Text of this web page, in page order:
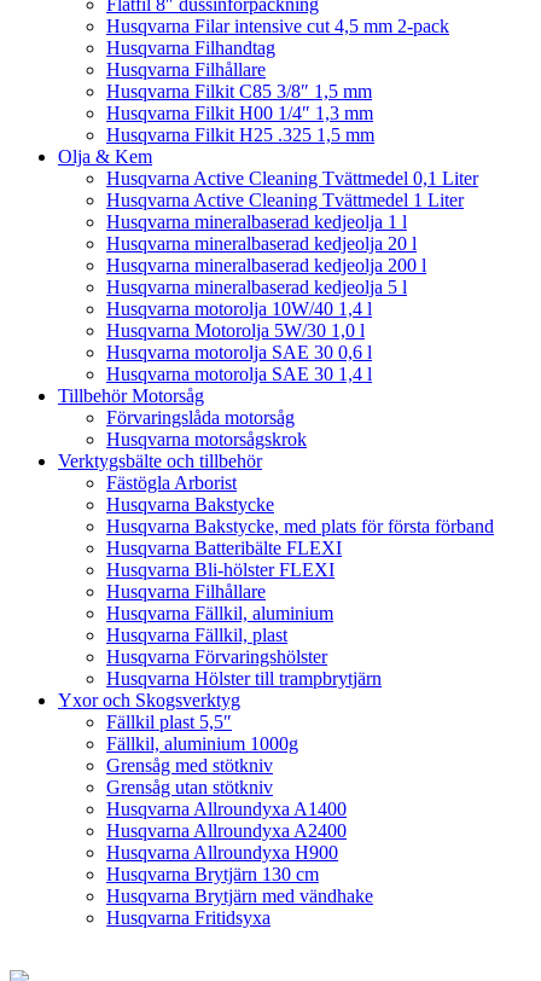
Flatfil 8″ dussinförpackning
Husqvarna Filar intensive cut 4,5 mm 2-pack
Husqvarna Filhandtag
Husqvarna Filhållare
Husqvarna Filkit C85 3/8″ 1,5 mm
Husqvarna Filkit H00 1/4″ 1,3 mm
Husqvarna Filkit H25 .325 1,5 mm
Olja & Kem
Husqvarna Active Cleaning Tvättmedel 0,1 Liter
Husqvarna Active Cleaning Tvättmedel 1 Liter
Husqvarna mineralbaserad kedjeolja 1 l
Husqvarna mineralbaserad kedjeolja 20 l
Husqvarna mineralbaserad kedjeolja 200 l
Husqvarna mineralbaserad kedjeolja 5 l
Husqvarna motorolja 10W/40 1,4 l
Husqvarna Motorolja 5W/30 1,0 l
Husqvarna motorolja SAE 30 0,6 l
Husqvarna motorolja SAE 30 1,4 l
Tillbehör Motorsåg
Förvaringslåda motorsåg
Husqvarna motorsågskrok
Verktygsbälte och tillbehör
Fästögla Arborist
Husqvarna Bakstycke
Husqvarna Bakstycke, med plats för första förband
Husqvarna Batteribälte FLEXI
Husqvarna Bli-hölster FLEXI
Husqvarna Filhållare
Husqvarna Fällkil, aluminium
Husqvarna Fällkil, plast
Husqvarna Förvaringshölster
Husqvarna Hölster till trampbrytjärn
Yxor och Skogsverktyg
Fällkil plast 5,5″
Fällkil, aluminium 1000g
Grensåg med stötkniv
Grensåg utan stötkniv
Husqvarna Allroundyxa A1400
Husqvarna Allroundyxa A2400
Husqvarna Allroundyxa H900
Husqvarna Brytjärn 130 cm
Husqvarna Brytjärn med vändhake
Husqvarna Fritidsyxa